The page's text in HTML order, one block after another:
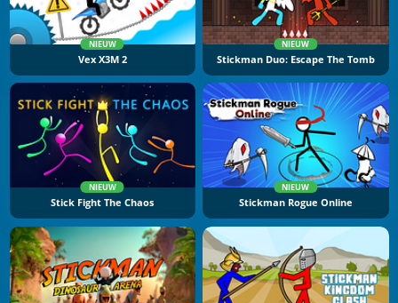
NIEUW
Vex X3M 2
NIEUW
Stickman Duo: Escape The Tomb
NIEUW
Stick Fight The Chaos
NIEUW
Stickman Rogue Online